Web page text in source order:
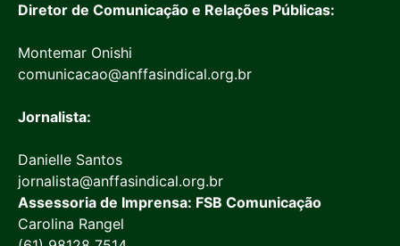
Diretor de Comunicação e Relações Públicas:
Montemar Onishi
comunicacao@anffasindical.org.br
Jornalista:
Danielle Santos
jornalista@anffasindical.org.br
Assessoria de Imprensa: FSB Comunicação
Carolina Rangel